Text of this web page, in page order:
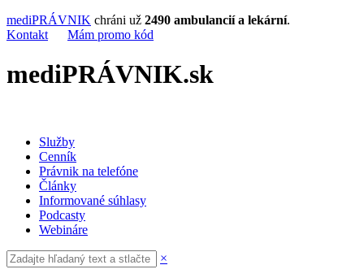
mediPRÁVNIK chráni už 2490 ambulancií a lekární.
Kontakt
Mám promo kód
mediPRÁVNIK.sk
Služby
Cenník
Právnik na telefóne
Články
Informované súhlasy
Podcasty
Webináre
×